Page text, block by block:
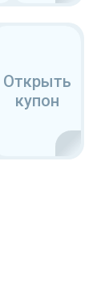
Открыть
купон